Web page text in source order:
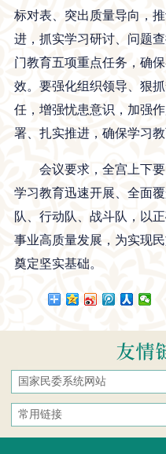
标对表、突出质量导向，
进，抓实学习研讨、问题
门教育五项重点任务，确
效。要强化组织领导、狠
任，增强忧患意识，加强
署、扎实推进，确保学习
会议要求，全宫上下
学习教育迅速开展、全面
队、行动队、战斗队，以
事业高质量发展，为实现
奠定坚实基础。
国家民委系统网站
国家民族事务委员会
中央民族大学
常用链接
中央统战部